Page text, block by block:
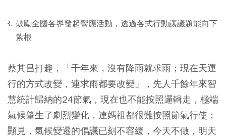
鼓勵全國各界發起響應活動，透過各式行動讓議題能向下
紮根
蔡其昌打趣，「千年來，沒有降雨就求雨；現在天運
行的方式改變，連求雨都要改變」，先人千餘年來智
慧統計歸納的24節氣，現在也不能按照邏輯走，極端
氣候肇生了劇烈變化，連媽祖都很難按照節氣行使；
顯見，氣候變遷的倡議已刻不容緩，今天不做，明天